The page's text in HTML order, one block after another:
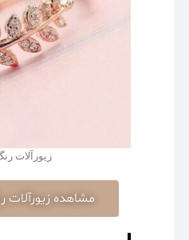
زیورآلات
مشاهده زیورآلات